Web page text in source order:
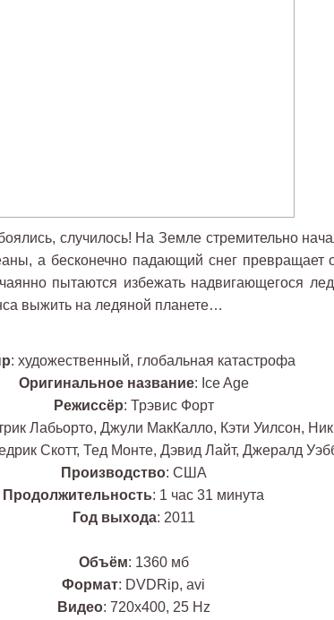
случилось! На Земле стремительно
а бесконечно падающий снег превращает
пытаются избежать надвигающегося
выжить на ледяной планете…
: художественный, глобальная катастрофа
Оригинальное название: Ice Age
Режиссёр: Трэвис Форт
Лабьорто, Джули МакКалло, Кэти Уилсон,
Скотт, Тед Монте, Дэвид Лайт, Джералд
Производство: США
Продолжительность: 1 час 31 минута
Год выхода: 2011
Объём: 1360 мб
Формат: DVDRip, avi
Видео: 720х400, 25 Hz